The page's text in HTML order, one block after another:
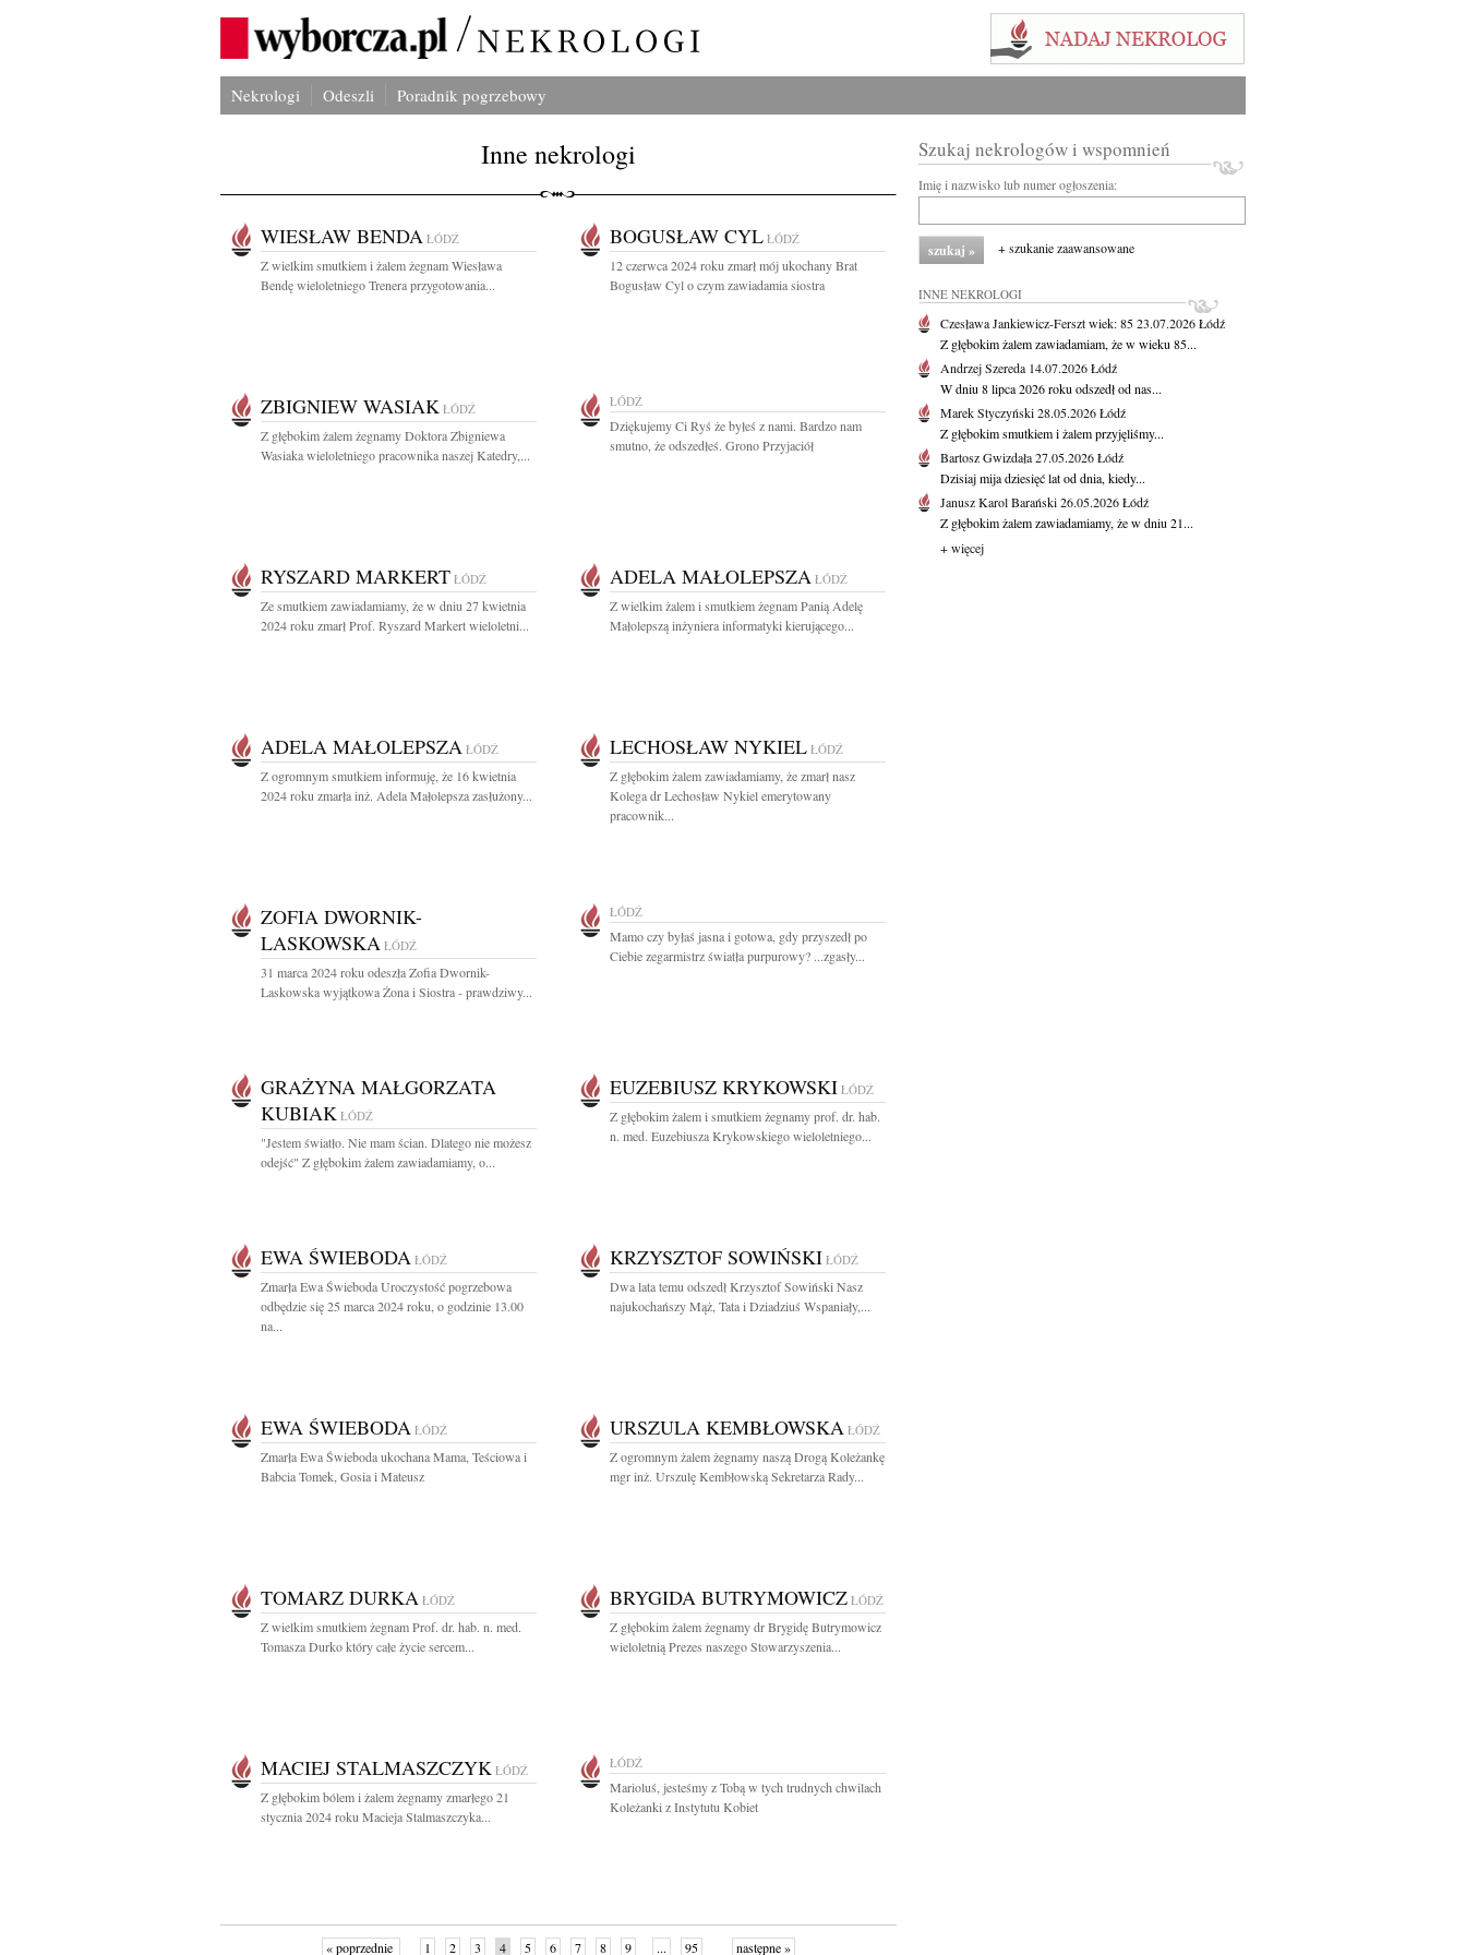
Nekrologi Odeszli Poradnik pogrzebowy
Inne nekrologi
WIESŁAW BENDA ŁÓDŹ
Z wielkim smutkiem i żalem żegnam Wiesława
Bendę wieloletniego Trenera przygotowania...
BOGUSŁAW CYL ŁÓDŹ
12 czerwca 2024 roku zmarł mój ukochany Brat
Bogusław Cyl o czym zawiadamia siostra
ZBIGNIEW WASIAK ŁÓDŹ
Z głębokim żalem żegnamy Doktora Zbigniewa
Wasiaka wieloletniego pracownika naszej Katedry,...
ŁÓDŹ
Dziękujemy Ci Ryś że byłeś z nami. Bardzo nam
smutno, że odszedłeś. Grono Przyjaciół
RYSZARD MARKERT ŁÓDŹ
Ze smutkiem zawiadamiamy, że w dniu 27 kwietnia
2024 roku zmarł Prof. Ryszard Markert wieloletni...
ADELA MAŁOLEPSZA ŁÓDŹ
Z wielkim żalem i smutkiem żegnam Panią Adelę
Małolepszą inżyniera informatyki kierującego...
ADELA MAŁOLEPSZA ŁÓDŹ
Z ogromnym smutkiem informuję, że 16 kwietnia
2024 roku zmarła inż. Adela Małolepsza zasłużony...
LECHOSŁAW NYKIEL ŁÓDŹ
Z głębokim żalem zawiadamiamy, że zmarł nasz
Kolega dr Lechosław Nykiel emerytowany
pracownik...
ZOFIA DWORNIK-
LASKOWSKA ŁÓDŹ
31 marca 2024 roku odeszła Zofia Dwornik-
Laskowska wyjątkowa Żona i Siostra - prawdziwy...
ŁÓDŹ
Mamo czy byłaś jasna i gotowa, gdy przyszedł po
Ciebie zegarmistrz światła purpurowy? ...zgasły...
GRAŻYNA MAŁGORZATA
KUBIAK ŁÓDŹ
"Jestem światło. Nie mam ścian. Dlatego nie możesz
odejść" Z głębokim żalem zawiadamiamy, o...
EUZEBIUSZ KRYKOWSKI ŁÓDŹ
Z głębokim żalem i smutkiem żegnamy prof. dr. hab.
n. med. Euzebiusza Krykowskiego wieloletniego...
EWA ŚWIEBODA ŁÓDŹ
Zmarła Ewa Świeboda Uroczystość pogrzebowa
odbędzie się 25 marca 2024 roku, o godzinie 13.00
na...
KRZYSZTOF SOWIŃSKI ŁÓDŹ
Dwa lata temu odszedł Krzysztof Sowiński Nasz
najukochańszy Mąż, Tata i Dziadziuś Wspaniały,...
EWA ŚWIEBODA ŁÓDŹ
Zmarła Ewa Świeboda ukochana Mama, Teściowa i
Babcia Tomek, Gosia i Mateusz
URSZULA KEMBŁOWSKA ŁÓDŹ
Z ogromnym żalem żegnamy naszą Drogą Koleżankę
mgr inż. Urszulę Kembłowską Sekretarza Rady...
TOMARZ DURKA ŁÓDŹ
Z wielkim smutkiem żegnam Prof. dr. hab. n. med.
Tomasza Durko który całe życie sercem...
BRYGIDA BUTRYMOWICZ ŁÓDŹ
Z głębokim żalem żegnamy dr Brygidę Butrymowicz
wieloletnią Prezes naszego Stowarzyszenia...
MACIEJ STALMASZCZYK ŁÓDŹ
Z głębokim bólem i żalem żegnamy zmarłego 21
stycznia 2024 roku Macieja Stalmaszczyka...
ŁÓDŹ
Marioluś, jesteśmy z Tobą w tych trudnych chwilach
Koleżanki z Instytutu Kobiet
« poprzednie 1 2 3 4 5 6 7 8 9 ... 95 następne »
Szukaj nekrologów i wspomnień
Imię i nazwisko lub numer ogłoszenia:
+ szukanie zaawansowane
INNE NEKROLOGI
Czesława Jankiewicz-Fersztwiek: 8523.07.2026Łódź
Z głębokim żalem zawiadamiam, że w wieku 85...
Andrzej Szereda 14.07.2026Łódź
W dniu 8 lipca 2026 roku odszedł od nas...
Marek Styczyński28.05.2026Łódź
Z głębokim smutkiem i żalem przyjęliśmy...
Bartosz Gwizdała27.05.2026Łódź
Dzisiaj mija dziesięć lat od dnia, kiedy...
Janusz Karol Barański26.05.2026Łódź
Z głębokim żalem zawiadamiamy, że w dniu 21...
+ więcej